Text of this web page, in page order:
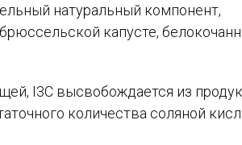
натуральный компонент,
капусте,
I3C высвобождается из
количества соляной